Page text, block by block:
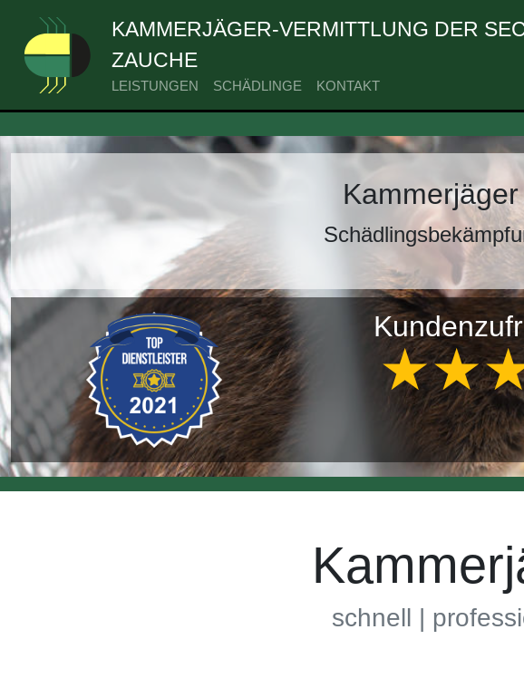
KAMMERJÄGER-VERMITTLUNG DER
ZAUCHE
LEISTUNGEN SCHÄDLINGE KONTAKT
schnell |